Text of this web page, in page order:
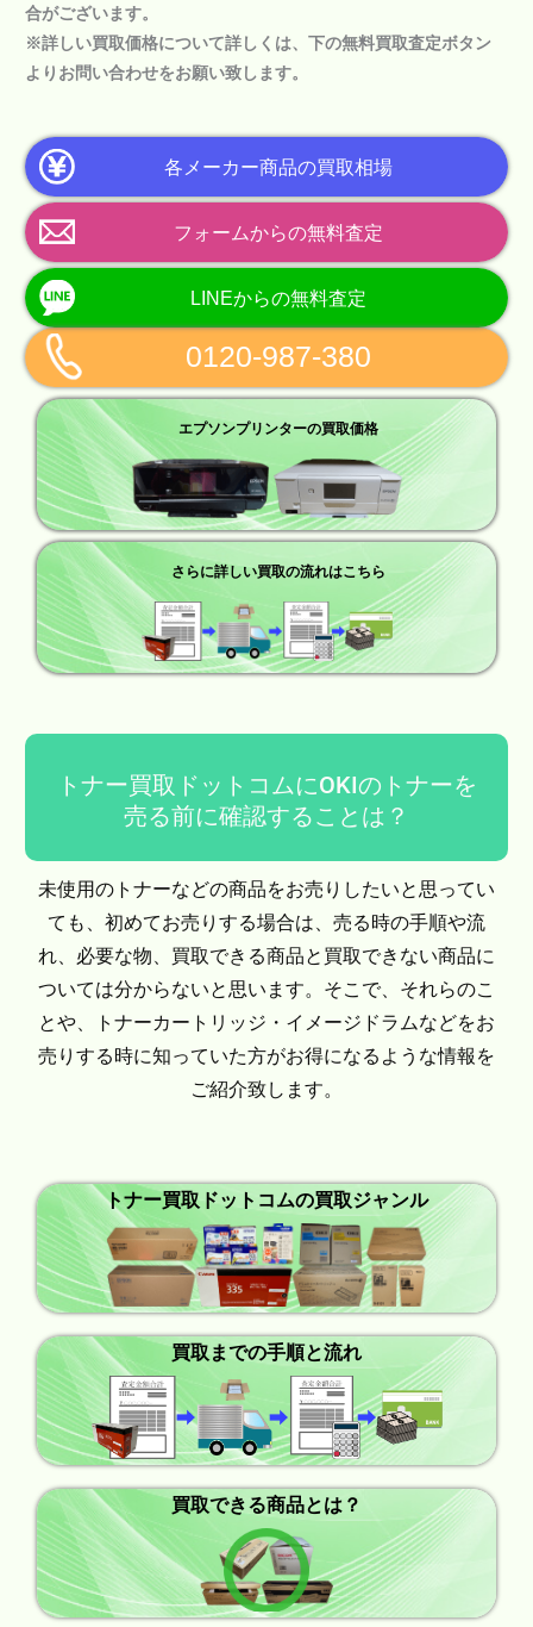
合がございます。
※詳しい買取価格について詳しくは、下の無料買取査定ボタン
よりお問い合わせをお願い致します。
各メーカー商品の買取相場
フォームからの無料査定
LINEからの無料査定
0120-987-380
エプソンプリンターの買取価格
さらに詳しい買取の流れはこちら
トナー買取ドットコムにOKIのトナーを
売る前に確認することは？
未使用のトナーなどの商品をお売りしたいと思ってい
ても、初めてお売りする場合は、売る時の手順や流
れ、必要な物、買取できる商品と買取できない商品に
ついては分からないと思います。そこで、それらのこ
とや、トナーカートリッジ・イメージドラムなどをお
売りする時に知っていた方がお得になるような情報を
ご紹介致します。
トナー買取ドットコムの買取ジャンル
買取までの手順と流れ
買取できる商品とは？